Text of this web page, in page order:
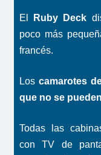
El Ruby Deck
poco más
francés.
Los camarotes
que no se
Todas las
con TV de